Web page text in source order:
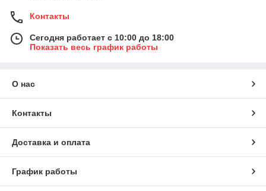
Контакты
Сегодня работает с 10:00 до 18:00
Показать весь график работы
О нас
Контакты
Доставка и оплата
График работы